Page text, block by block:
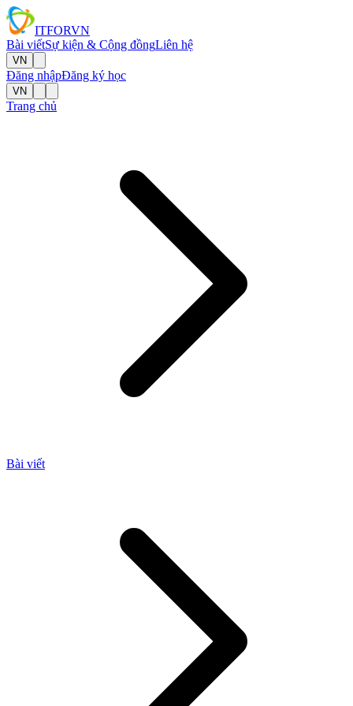
ITFORVN
Bài viếtSự kiện & Cộng đồngLiên hệ
VN
Đăng nhậpĐăng ký học
VN
Trang chủ
Bài viết